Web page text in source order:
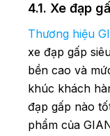
4.1. Xe đạp
Thương hiệu
xe đạp gấp
bền cao và
khúc khách
đạp gấp nào
phẩm của